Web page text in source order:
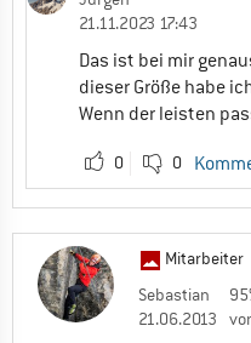
21.11.2023 17:43
Das ist bei mir
dieser Größe habe
Wenn der leisten
0 0
Mitarbeiter
Sebastian
21.06.2013